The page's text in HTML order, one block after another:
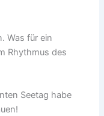
Was für ein
Rhythmus des
Seetag habe